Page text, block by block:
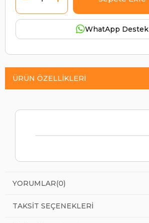
WhatApp Destek
ÜRÜN ÖZELLIKLERI
YORUMLAR(0)
TAKSIT SEÇENEKLERI